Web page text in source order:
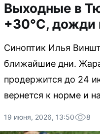
Выходные в
+30°C, дожди
Синоптик Илья
ближайшие дни.
продержится до 24
вернется к норме и
19 июня, 2026, 13:50 8